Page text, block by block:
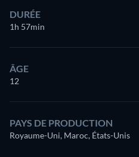
DURÉE
1h 57min
ÂGE
12
PAYS DE PRODUCTION
Royaume-Uni, Maroc, États-Unis